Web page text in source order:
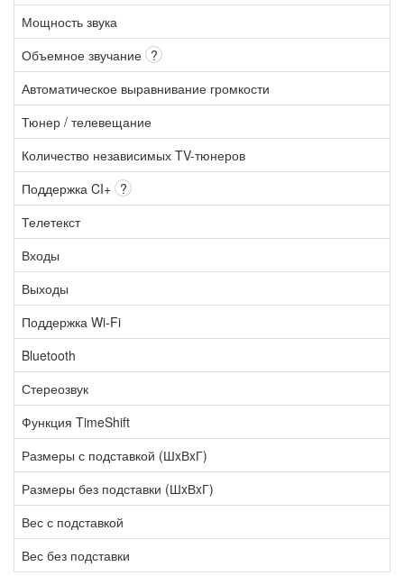
Мощность звука
Объемное звучание ?
Автоматическое выравнивание громкости
Тюнер / телевещание
Количество независимых TV-тюнеров
Поддержка CI+ ?
Телетекст
Входы
Выходы
Поддержка Wi-Fi
Bluetooth
Стереозвук
Функция TimeShift
Размеры с подставкой (ШxВxГ)
Размеры без подставки (ШxВxГ)
Вес с подставкой
Вес без подставки